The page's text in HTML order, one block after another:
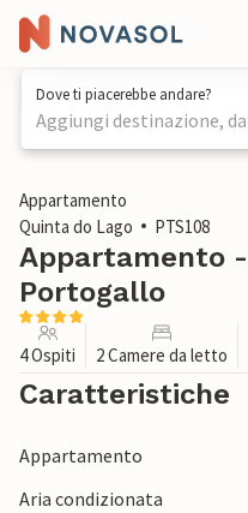
Dove ti piacerebbe andare?
Aggiungi destinazione,
1 / 16
Appartamento
Quinta do Lago
PTS108
Appartamento
Portogallo
4 Ospiti 2 Camere da letto
Caratteristiche
Appartamento
Aria condizionata